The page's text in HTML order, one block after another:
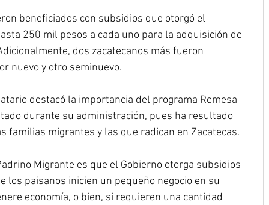
beneficiados con subsidios que otorgó el
250 mil pesos a cada uno para la adquisición de
dos zacatecanos más fueron
nuevo y otro seminuevo.
destacó la importancia del programa Remesa
durante su administración, pues ha resultado
familias migrantes y las que radican en Zacatecas.
Migrante es que el Gobierno otorga subsidios
los paisanos inicien un pequeño negocio en su
economía, o bien, si requieren una cantidad